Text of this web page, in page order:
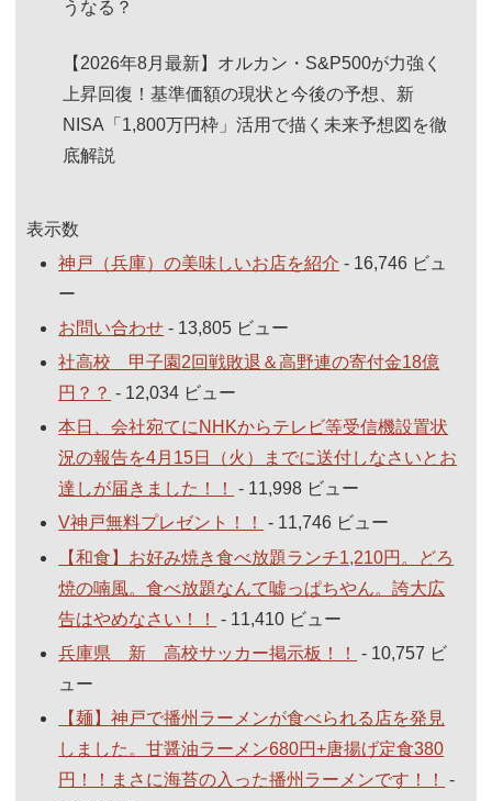
うなる？
【2026年8月最新】オルカン・S&P500が力強く
上昇回復！基準価額の現状と今後の予想、新
NISA「1,800万円枠」活用で描く未来予想図を徹
底解説
表示数
神戸（兵庫）の美味しいお店を紹介 - 16,746 ビュ
ー
お問い合わせ - 13,805 ビュー
社高校 甲子園2回戦敗退＆高野連の寄付金18億
円？？ - 12,034 ビュー
本日、会社宛てにNHKからテレビ等受信機設置状
況の報告を4月15日（火）までに送付しなさいとお
達しが届きました！！
- 11,998 ビュー
V神戸無料プレゼント！！
- 11,746 ビュー
【和食】お好み焼き食べ放題ランチ1,210円。どろ
焼の喃風。食べ放題なんて嘘っぱちやん。誇大広
告はやめなさい！！
- 11,410 ビュー
兵庫県 新 高校サッカー掲示板！！
- 10,757 ビ
ュー
【麺】神戸で播州ラーメンが食べられる店を発見
しました。甘醤油ラーメン680円+唐揚げ定食380
円！！まさに海苔の入った播州ラーメンです！！
-